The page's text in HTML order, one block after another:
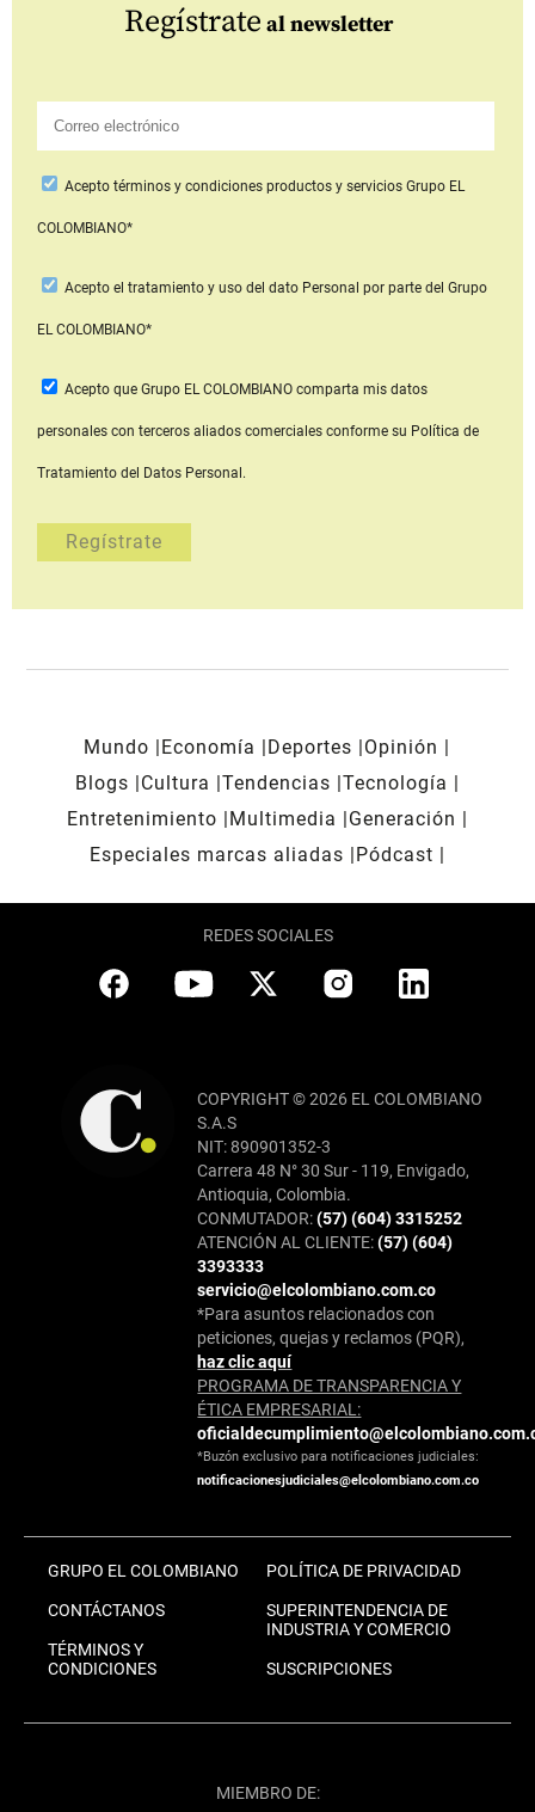
Regístrate al newsletter
Aceptotérminos y condiciones productos y serviciosGrupo EL
COLOMBIANO*
Acepto el tratamiento y uso del dato Personal por parte del Grupo
EL COLOMBIANO*
Acepto que Grupo EL COLOMBIANOcomparta mis datos
personales con terceros aliados comerciales conforme su Política de
Tratamiento del Datos Personal.
Mundo Economía Deportes
Opinión
Blogs
Cultura Tendencias Tecnología
Entretenimiento
Multimedia
Generación
Especiales marcas aliadas
Pódcast
REDES SOCIALES
COPYRIGHT © 2026 EL COLOMBIANO
S.A.S
NIT: 890901352-3
Carrera 48 N° 30 Sur - 119, Envigado,
Antioquia, Colombia.
CONMUTADOR:(57) (604) 3315252
ATENCIÓN AL CLIENTE:(57) (604)
3393333
servicio@elcolombiano.com.co
*Para asuntos relacionados con
peticiones, quejas y reclamos (PQR),
haz clic aquí
PROGRAMA DE TRANSPARENCIA Y
ÉTICA EMPRESARIAL:
*Buzón exclusivo para notificaciones judiciales:
notificacionesjudiciales@elcolombiano.com.co
GRUPO EL COLOMBIANO
CONTÁCTANOS
TÉRMINOS Y
CONDICIONES
POLÍTICA DE PRIVACIDAD
SUPERINTENDENCIA DE
INDUSTRIA Y COMERCIO
SUSCRIPCIONES
MIEMBRO DE: